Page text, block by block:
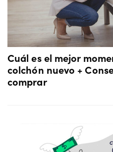
Cuál es el mejor
colchón nuevo +
comprar